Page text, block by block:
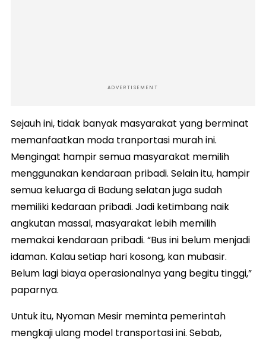
ADVERTISEMENT
Sejauh ini, tidak banyak masyarakat yang berminat
memanfaatkan moda tranportasi murah ini.
Mengingat hampir semua masyarakat memilih
menggunakan kendaraan pribadi. Selain itu, hampir
semua keluarga di Badung selatan juga sudah
memiliki kedaraan pribadi. Jadi ketimbang naik
angkutan massal, masyarakat lebih memilih
memakai kendaraan pribadi. “Bus ini belum menjadi
idaman. Kalau setiap hari kosong, kan mubasir.
Belum lagi biaya operasionalnya yang begitu tinggi,”
paparnya.
Untuk itu, Nyoman Mesir meminta pemerintah
mengkaji ulang model transportasi ini. Sebab,